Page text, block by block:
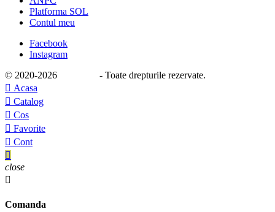
Platforma SOL
Contul meu
Facebook
Instagram
© 2020-2026
- Toate drepturile rezervate.
 Acasa
 Catalog
 Cos
 Favorite
 Cont

close

Comanda